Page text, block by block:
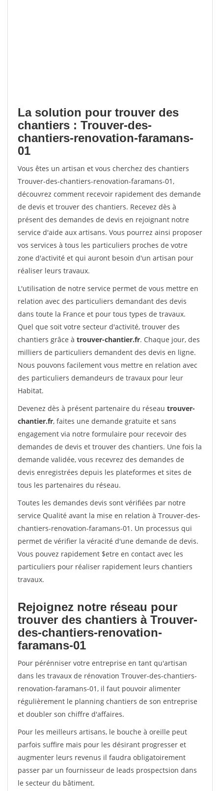
La solution pour trouver des
chantiers : Trouver-des-
chantiers-renovation-faramans-
01
Vous êtes un artisan et vous cherchez des chantiers
Trouver-des-chantiers-renovation-faramans-01,
découvrez comment recevoir rapidement des demande
de devis et trouver des chantiers. Recevez dès à
présent des demandes de devis en rejoignant notre
service d'aide aux artisans. Vous pourrez ainsi proposer
vos services à tous les particuliers proches de votre
zone d'activité et qui auront besoin d'un artisan pour
réaliser leurs travaux.
L'utilisation de notre service permet de vous mettre en
relation avec des particuliers demandant des devis
dans toute la France et pour tous types de travaux.
Quel que soit votre secteur d'activité, trouver des
chantiers grâce à trouver-chantier.fr. Chaque jour, des
milliers de particuliers demandent des devis en ligne.
Nous pouvons facilement vous mettre en relation avec
des particuliers demandeurs de travaux pour leur
Habitat.
Devenez dès à présent partenaire du réseau trouver-
chantier.fr, faites une demande gratuite et sans
engagement via notre formulaire pour recevoir des
demandes de devis et trouver des chantiers. Une fois la
demande validée, vous recevrez des demandes de
devis enregistrées depuis les plateformes et sites de
tous les partenaires du réseau.
Toutes les demandes devis sont vérifiées par notre
service Qualité avant la mise en relation à Trouver-des-
chantiers-renovation-faramans-01. Un processus qui
permet de vérifier la véracité d'une demande de devis.
Vous pouvez rapidement $etre en contact avec les
particuliers pour réaliser rapidement leurs chantiers
travaux.
Rejoignez notre réseau pour
trouver des chantiers à Trouver-
des-chantiers-renovation-
faramans-01
Pour pérénniser votre entreprise en tant qu'artisan
dans les travaux de rénovation Trouver-des-chantiers-
renovation-faramans-01, il faut pouvoir alimenter
régulièrement le planning chantiers de son entreprise
et doubler son chiffre d'affaires.
Pour les meilleurs artisans, le bouche à oreille peut
parfois suffire mais pour les désirant progresser et
augmenter leurs revenus il faudra obligatoirement
passer par un fournisseur de leads prospectsion dans
le secteur du bâtiment.